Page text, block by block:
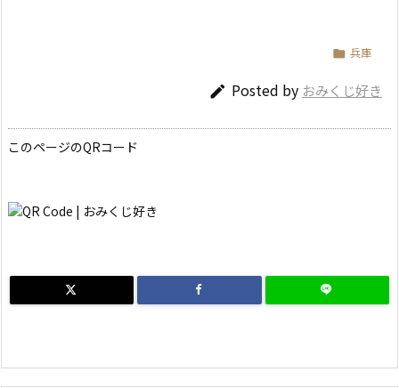
 兵庫
 Posted by おみくじ好き
このページのQRコード